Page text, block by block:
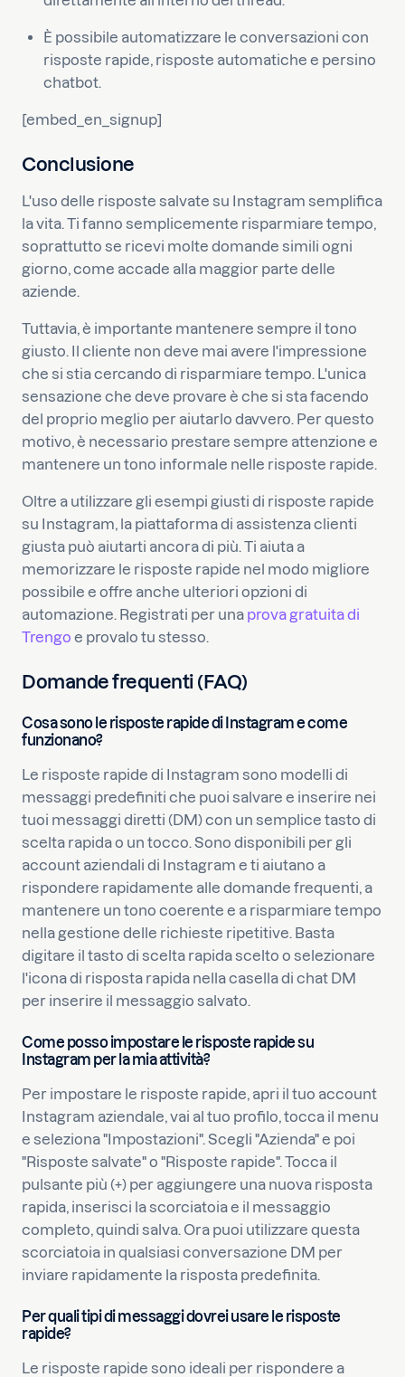
È possibile automatizzare le conversazioni con
risposte rapide, risposte automatiche e persino
chatbot.
[embed_en_signup]
Conclusione
L'uso delle risposte salvate su Instagram semplifica
la vita. Ti fanno semplicemente risparmiare tempo,
soprattutto se ricevi molte domande simili ogni
giorno, come accade alla maggior parte delle
aziende.
Tuttavia, è importante mantenere sempre il tono
giusto. Il cliente non deve mai avere l'impressione
che si stia cercando di risparmiare tempo. L'unica
sensazione che deve provare è che si sta facendo
del proprio meglio per aiutarlo davvero. Per questo
motivo, è necessario prestare sempre attenzione e
mantenere un tono informale nelle risposte rapide.
Oltre a utilizzare gli esempi giusti di risposte rapide
su Instagram, la piattaforma di assistenza clienti
giusta può aiutarti ancora di più. Ti aiuta a
memorizzare le risposte rapide nel modo migliore
possibile e offre anche ulteriori opzioni di
automazione. Registrati per una prova gratuita di
Trengo e provalo tu stesso.
Domande frequenti (FAQ)
Cosa sono le risposte rapide di Instagram e come
funzionano?
Le risposte rapide di Instagram sono modelli di
messaggi predefiniti che puoi salvare e inserire nei
tuoi messaggi diretti (DM) con un semplice tasto di
scelta rapida o un tocco. Sono disponibili per gli
account aziendali di Instagram e ti aiutano a
rispondere rapidamente alle domande frequenti, a
mantenere un tono coerente e a risparmiare tempo
nella gestione delle richieste ripetitive. Basta
digitare il tasto di scelta rapida scelto o selezionare
l'icona di risposta rapida nella casella di chat DM
per inserire il messaggio salvato.
Come posso impostare le risposte rapide su
Instagram per la mia attività?
Per impostare le risposte rapide, apri il tuo account
Instagram aziendale, vai al tuo profilo, tocca il menu
e seleziona "Impostazioni". Scegli "Azienda" e poi
"Risposte salvate" o "Risposte rapide". Tocca il
pulsante più (+) per aggiungere una nuova risposta
rapida, inserisci la scorciatoia e il messaggio
completo, quindi salva. Ora puoi utilizzare questa
scorciatoia in qualsiasi conversazione DM per
inviare rapidamente la risposta predefinita.
Per quali tipi di messaggi dovrei usare le risposte
rapide?
Le risposte rapide sono ideali per rispondere a